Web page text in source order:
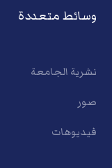
وسائط متعددة
نشرية الجامعة
صور
فيديوهات